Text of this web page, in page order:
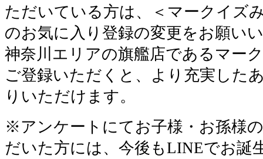
ただいている方は、＜マークイズ
のお気に入り登録の変更をお願い
神奈川エリアの旗艦店であるマー
ご登録いただくと、より充実した
りいただけます。
※アンケートにてお子様・お孫様
だいた方には、今後もLINEでお誕